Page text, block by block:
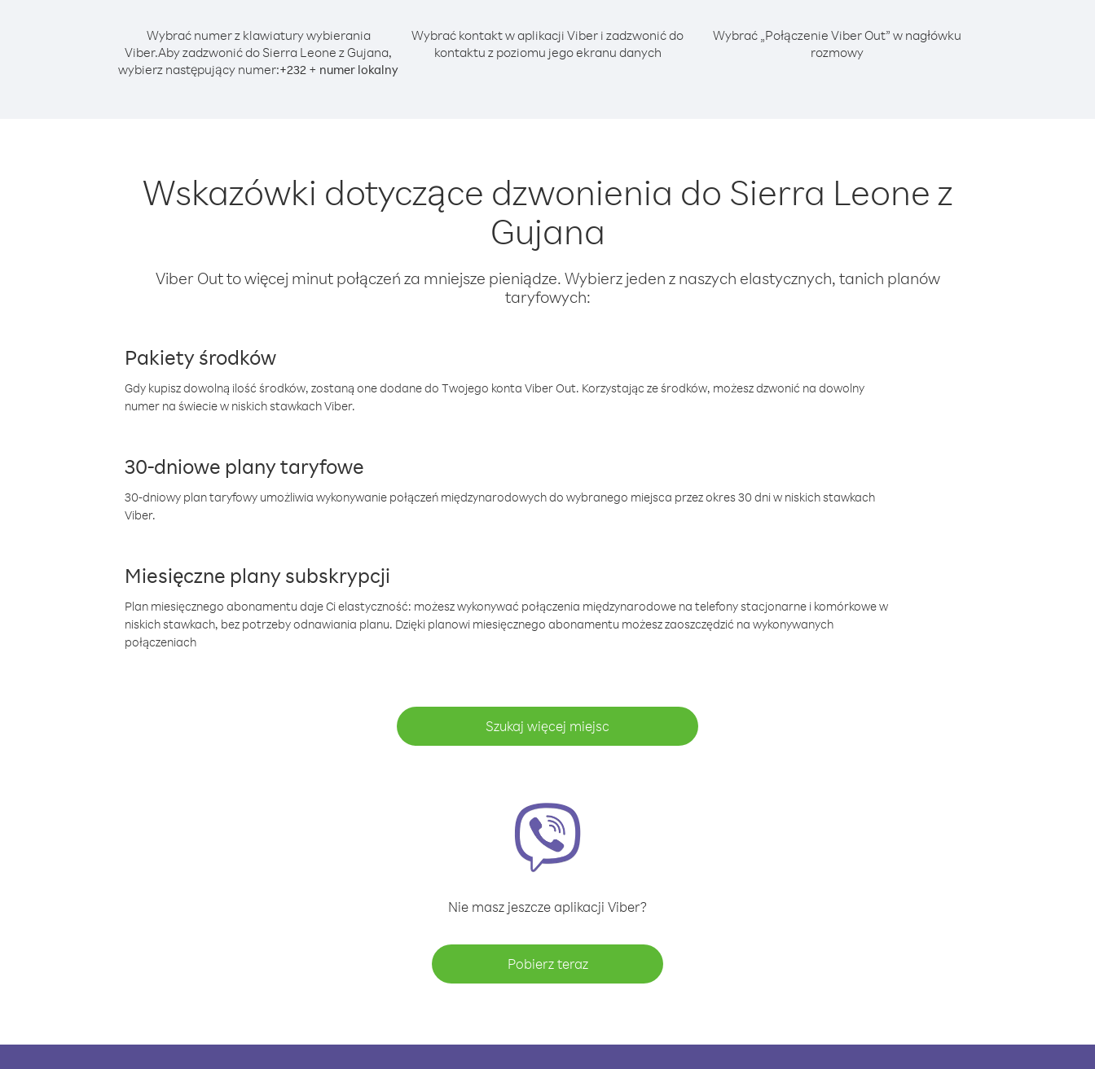
Wybrać numer z klawiatury wybierania
Viber.Aby zadzwonić do Sierra Leone z Gujana,
wybierz następujący numer:+232 + numer lokalny
Wybrać kontakt w aplikacji Viber i zadzwonić do
kontaktu z poziomu jego ekranu danych
Wybrać „Połączenie Viber Out” w nagłówku
rozmowy
Wskazówki dotyczące dzwonienia do Sierra Leone z
Gujana
Viber Out to więcej minut połączeń za mniejsze pieniądze. Wybierz jeden z naszych elastycznych, tanich planów
taryfowych:
Pakiety środków
Gdy kupisz dowolną ilość środków, zostaną one dodane do Twojego konta Viber Out. Korzystając ze środków, możesz dzwonić na dowolny
numer na świecie w niskich stawkach Viber.
30-dniowe plany taryfowe
30-dniowy plan taryfowy umożliwia wykonywanie połączeń międzynarodowych do wybranego miejsca przez okres 30 dni w niskich stawkach
Viber.
Miesięczne plany subskrypcji
Plan miesięcznego abonamentu daje Ci elastyczność: możesz wykonywać połączenia międzynarodowe na telefony stacjonarne i komórkowe w
niskich stawkach, bez potrzeby odnawiania planu. Dzięki planowi miesięcznego abonamentu możesz zaoszczędzić na wykonywanych
połączeniach
Szukaj więcej miejsc
Nie masz jeszcze aplikacji Viber?
Pobierz teraz